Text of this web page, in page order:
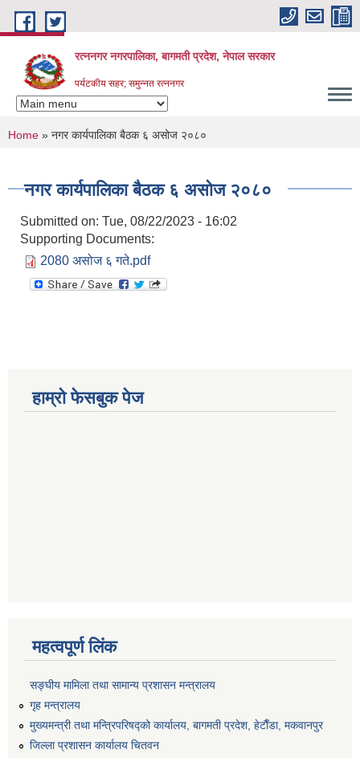
Skip to main content
रत्ननगर नगरपालिका, बागमती प्रदेश, नेपाल सरकार
पर्यटकीय सहर; समुन्नत रत्ननगर
You are here
Home » नगर कार्यपालिका बैठक ६ असोज २०८०
नगर कार्यपालिका बैठक ६ असोज २०८०
Submitted on: Tue, 08/22/2023 - 16:02
Supporting Documents:
2080 असोज ६ गते.pdf
हाम्रो फेसबुक पेज
महत्वपूर्ण लिंक
सङ्‍घीय मामिला तथा सामान्य प्रशासन मन्त्रालय
गृह मन्त्रालय
मुख्यमन्त्री तथा मन्त्रिपरिषद्को कार्यालय, बागमती प्रदेश, हेटाैँडा, मकवानपुर
जिल्ला प्रशासन कार्यालय चितवन